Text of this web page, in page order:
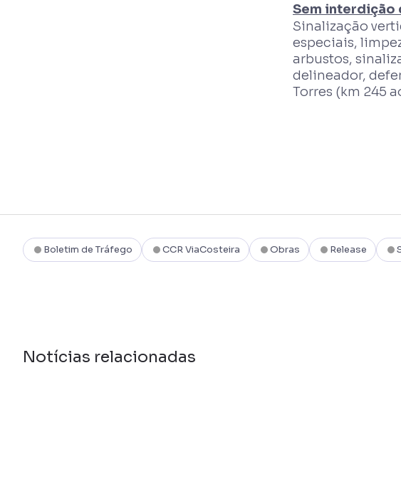
Sem interdição
Sinalização
especiais,
arbustos,
delineador,
Torres (km 245
Boletim de Tráfego CCR ViaCosteira Obras Release
Notícias relacionadas